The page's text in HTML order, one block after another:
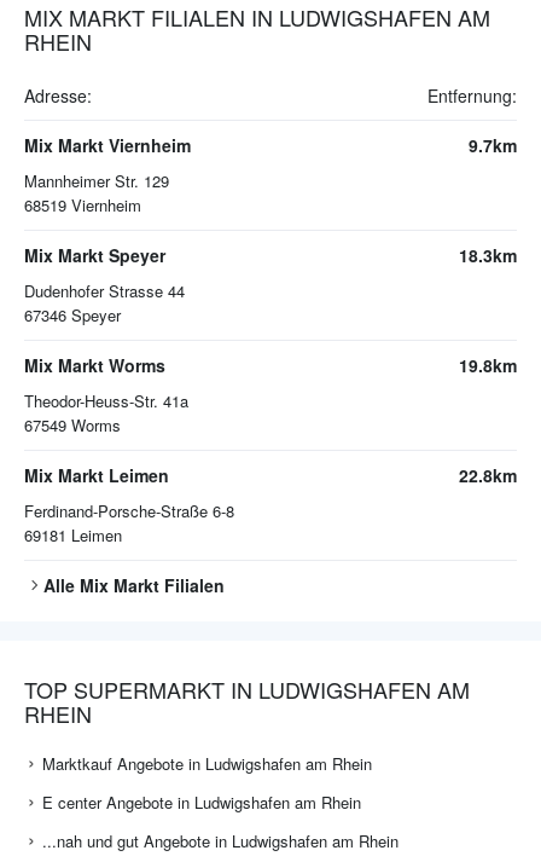
MIX MARKT FILIALEN IN LUDWIGSHAFEN AM
RHEIN
Adresse: Entfernung:
Mix Markt Viernheim
Mannheimer Str. 129
68519 Viernheim
9.7km
Mix Markt Speyer
Dudenhofer Strasse 44
67346 Speyer
18.3km
Mix Markt Worms
Theodor-Heuss-Str. 41a
67549 Worms
19.8km
Mix Markt Leimen
Ferdinand-Porsche-Straße 6-8
69181 Leimen
22.8km
Alle Mix Markt Filialen
TOP SUPERMARKT IN LUDWIGSHAFEN AM
RHEIN
Marktkauf Angebote in Ludwigshafen am Rhein
E center Angebote in Ludwigshafen am Rhein
...nah und gut Angebote in Ludwigshafen am Rhein